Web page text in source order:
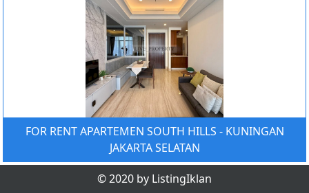
FOR RENT APARTEMEN SOUTH HILLS - KUNINGAN
JAKARTA SELATAN
© 2020 by ListingIklan